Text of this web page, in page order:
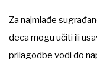
Za najmlađe
deca mogu učiti ili
prilagodbe vodi do